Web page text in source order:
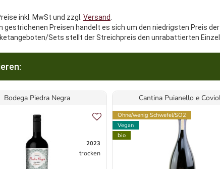
inkl. MwSt und zzgl. Versand
gestrichenen Preisen handelt es sich um den niedrigsten Preis
Sets stellt der Streichpreis den unrabattierten
Bodega Piedra Negra
2023
trocken
Cantina Puianello e
Ohne/wenig Schwefel/SO2
Vegan
bio